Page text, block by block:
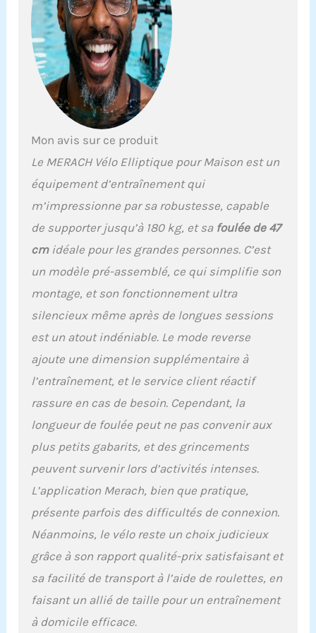
: équipé de 16 niveaux
finement gradués qui
s'adaptent
automatiquement à votre
cours dans l'application
MERACH ou Kinomap. Ce
vélo elliptique intelligent
niveau de performance
individuel. Suivi :
synchronisation des
applications et analyse
intelligente des données
: suivez vos progrès via
Bluetooth directement
sur votre smartphone ou
tablette. Idéal pour les
amateurs de technologie
qui gèrent
historique
d'entraînement et
expérience interactive en
tant que vélo elliptique à
longueur de foulée de 47
cm - Doux pour les
souplesse : la longueur
naturelle de la foulée de
utilisateurs de 1,57 à 1,95
m. Les roulements à
billes précis assurent un
mouvement fluide qui
donne la sensation d'un
appareil de studio
capacité de charge
Mon avis sur ce produit
Le MERACH Vélo Elliptique pour Maison est un
équipement d’entraînement qui
m’impressionne par sa robustesse, capable
de supporter jusqu’à 180 kg, et sa foulée de 47
cmidéale pour les grandes personnes. C’est
un modèle pré-assemblé, ce qui simplifie son
montage, et son fonctionnement ultra
silencieux même après de longues sessions
est un atout indéniable. Le mode reverse
ajoute une dimension supplémentaire à
l’entraînement, et le service client réactif
rassure en cas de besoin. Cependant, la
longueur de foulée peut ne pas convenir aux
plus petits gabarits, et des grincements
peuvent survenir lors d’activités intenses.
L’application Merach, bien que pratique,
présente parfois des difficultés de connexion.
Néanmoins, le vélo reste un choix judicieux
grâce à son rapport qualité-prix satisfaisant et
sa facilité de transport à l’aide de roulettes, en
faisant un allié de taille pour un entraînement
à domicile efficace.